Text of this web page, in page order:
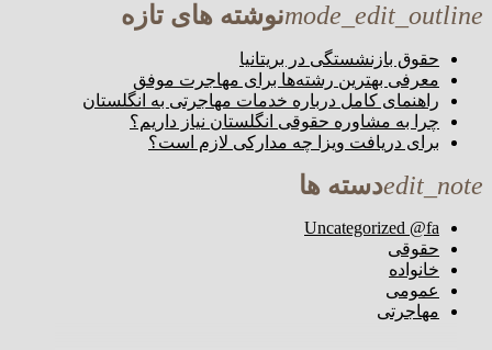
mode_edit_outlineنوشته های تازه
حقوق بازنشستگی در بریتانیا
معرفی بهترین رشته‌ها برای مهاجرت موفق
راهنمای کامل درباره خدمات مهاجرتی به انگلستان
چرا به مشاوره حقوقی انگلستان نیاز داریم؟
برای دریافت ویزا چه مدارکی لازم است؟
edit_noteدسته ها
Uncategorized @fa
حقوقی
خانواده
عمومی
مهاجرتی